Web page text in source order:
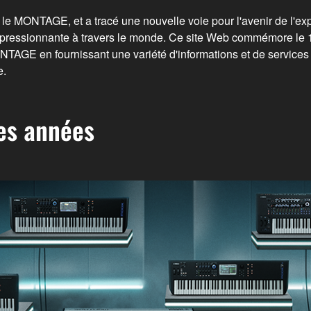
MONTAGE, et a tracé une nouvelle voie pour l'avenir de
à travers le monde. Ce site Web commémore
en fournissant une variété d'informations et de
années